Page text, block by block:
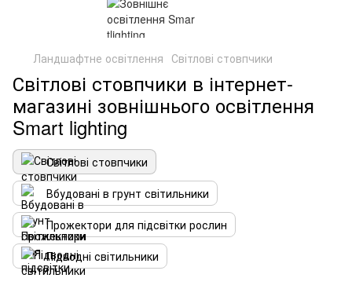
Ландшафтне освітлення Світлові стовпчики
Світлові стовпчики в інтернет-
магазині зовнішнього освітлення
Smart lighting
Світлові стовпчики
Вбудовані в грунт світильники
Прожектори для підсвітки рослин
Підводні світильники